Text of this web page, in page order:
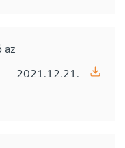
az
2021.12.21.